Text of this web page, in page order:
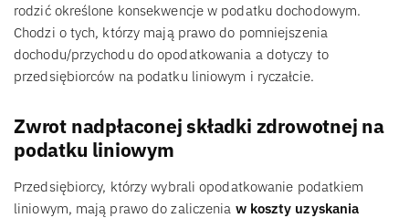
rodzić określone konsekwencje w podatku dochodowym.
Chodzi o tych, którzy mają prawo do pomniejszenia
dochodu/przychodu do opodatkowania a dotyczy to
przedsiębiorców na podatku liniowym i ryczałcie.
Zwrot nadpłaconej składki zdrowotnej na
podatku liniowym
Przedsiębiorcy, którzy wybrali opodatkowanie podatkiem
liniowym, mają prawo do zaliczenia w koszty uzyskania